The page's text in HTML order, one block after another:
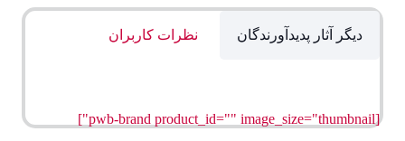
دیگر آثار پدیدآورندگان نظرات کاربران
[pwb-brand product_id="" image_size="thumbnail"]